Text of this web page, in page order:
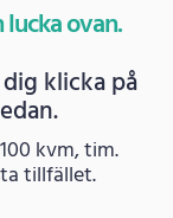
ovan.
klicka på
kvm, tim.
tillfället.